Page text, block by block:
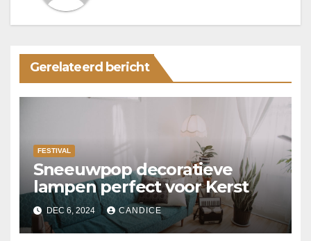
Gerelateerd bericht
FESTIVAL
Sneeuwpop decoratieve
lampen perfect voor Kerst
DEC 6, 2024 CANDICE